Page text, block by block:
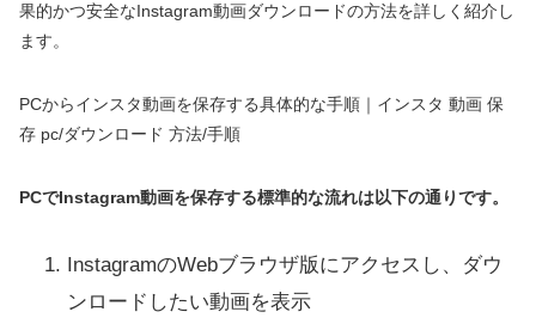
果的かつ安全なInstagram動画ダウンロードの方法を詳しく紹介し
ます。
PCからインスタ動画を保存する具体的な手順｜インスタ 動画 保
存 pc/ダウンロード 方法/手順
PCでInstagram動画を保存する標準的な流れは以下の通りです。
InstagramのWebブラウザ版にアクセスし、ダウ
ンロードしたい動画を表示